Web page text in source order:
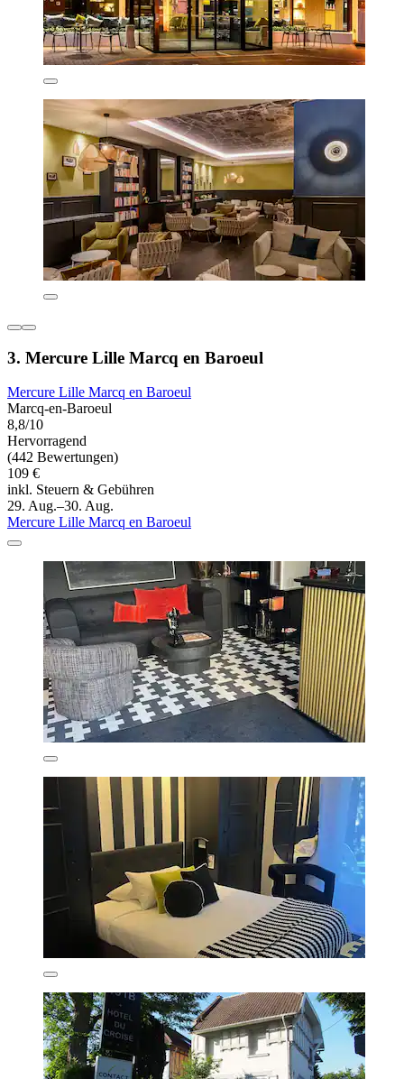
3. Mercure Lille Marcq en Baroeul
Mercure Lille Marcq en Baroeul
Marcq-en-Baroeul
8,8/10
Hervorragend
(442 Bewertungen)
109 €
inkl. Steuern & Gebühren
29. Aug.–30. Aug.
Mercure Lille Marcq en Baroeul